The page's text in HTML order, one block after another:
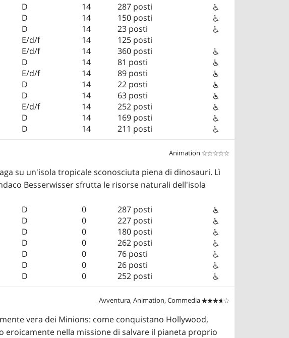
D 14
287 posti
D 14
150 posti
D 14
23 posti
E/d/f 14
125 posti
E/d/f 14
360 posti
D 14
81 posti
E/d/f 14
89 posti
D 14
22 posti
D 14
63 posti
E/d/f 14
252 posti
D 14
169 posti
D 14 211 posti
Animation 

su un'isola tropicale sconosciuta piena di dinosauri. Lì
Besserwisser sfrutta le risorse naturali dell'isola
D 0
287 posti
D 0
227 posti
D 0
180 posti
D 0
262 posti
D 0
76 posti
D 0
26 posti
D 0 252 posti
Avventura, Animation, Commedia 

vera dei Minions: come conquistano Hollywood,
nella missione di salvare il pianeta proprio